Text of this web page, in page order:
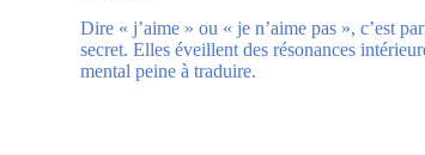
Dire « j’aime » ou « je n’aime pas », c’est
secret. Elles éveillent des résonances
mental peine à traduire.